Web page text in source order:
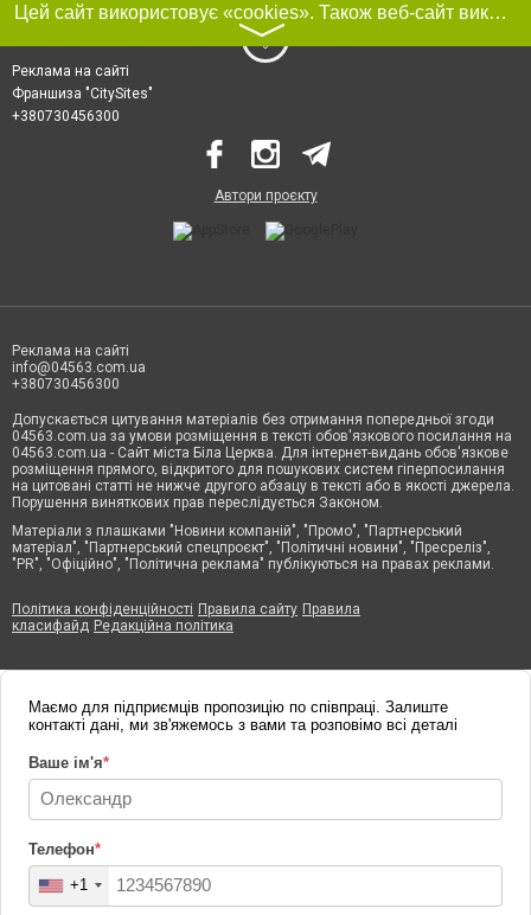
Цей сайт використовує «cookies». Також веб-сайт використовує інтернет-сервіс для збору технічних даних стосовно відвідувачів з метою отримання маркетингової та статистичної інформації. Умови обробки даних відвідувачів сайту див.
〉
Реклама на сайті
Франшиза "CitySites"
+380730456300
Автори проєкту
Реклама на сайті
info@04563.com.ua
+380730456300
Допускається цитування матеріалів без отримання попередньої згоди
04563.com.ua за умови розміщення в тексті обов'язкового посилання на
04563.com.ua - Сайт міста Біла Церква. Для інтернет-видань обов'язкове
розміщення прямого, відкритого для пошукових систем гіперпосилання
на цитовані статті не нижче другого абзацу в тексті або в якості джерела.
Порушення виняткових прав переслідується Законом.
Матеріали з плашками "Новини компаній", "Промо", "Партнерський
матеріал", "Партнерський спецпроєкт", "Політичні новини", "Пресреліз",
"PR", "Офіційно", "Політична реклама" публікуються на правах реклами.
Політика конфіденційності Правила сайту Правила
класифайд Редакційна політика
Маємо для підприємців пропозицію по співпраці. Залиште
контакті дані, ми зв'яжемось з вами та розповімо всі деталі
Ваше ім'я*
Телефон*
+1